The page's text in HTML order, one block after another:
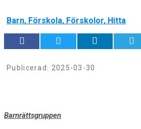
Barn, Förskola, Förskolor, Hitta
Publicerad: 2025-03-30
Barnrättsgruppen